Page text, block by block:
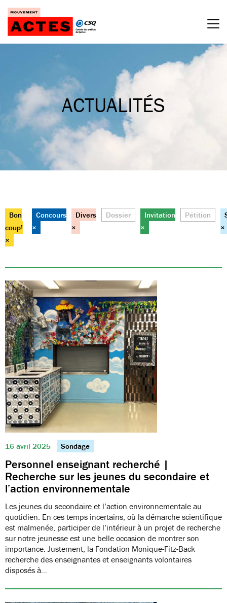
Passer
contenu
ACTUALITÉS
16 avril 2025 Sondage
Personnel enseignant recherché |
Recherche sur les jeunes du secondaire et
l’action environnementale
Les jeunes du secondaire et l’action environnementale au
quotidien. En ces temps incertains, où la démarche scientifique
est malmenée, participer de l’intérieur à un projet de recherche
sur notre jeunesse est une belle occasion de montrer son
importance. Justement, la Fondation Monique-Fitz-Back
recherche des enseignantes et enseignants volontaires
disposés à…
Bon
coup!
×
Concours
×
Divers
×
Dossier
Invitation
×
Pétition
×